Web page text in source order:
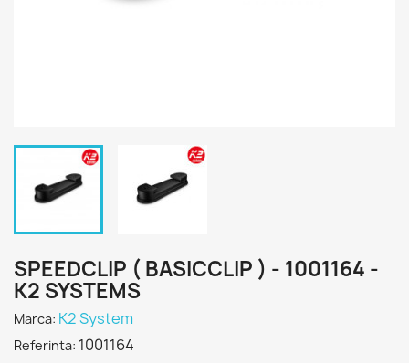
SPEEDCLIP ( BASICCLIP ) - 1001164 -
K2 SYSTEMS
Marca: K2 System
Referinta: 1001164